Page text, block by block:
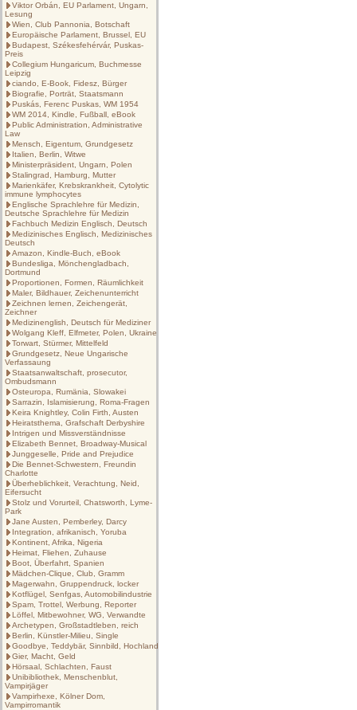
Viktor Orbán, EU Parlament, Ungarn,
Lesung
Wien, Club Pannonia, Botschaft
Europäische Parlament, Brussel, EU
Budapest, Székesfehérvár, Puskas-
Preis
Collegium Hungaricum, Buchmesse
Leipzig
ciando, E-Book, Fidesz, Bürger
Biografie, Porträt, Staatsmann
Puskás, Ferenc Puskas, WM 1954
WM 2014, Kindle, Fußball, eBook
Public Administration, Administrative
Law
Mensch, Eigentum, Grundgesetz
Italien, Berlin, Witwe
Ministerpräsident, Ungarn, Polen
Stalingrad, Hamburg, Mutter
Marienkäfer, Krebskrankheit, Cytolytic
immune lymphocytes
Englische Sprachlehre für Medizin,
Deutsche Sprachlehre für Medizin
Fachbuch Medizin Englisch, Deutsch
Medizinisches Englisch, Medizinisches
Deutsch
Amazon, Kindle-Buch, eBook
Bundesliga, Mönchengladbach,
Dortmund
Proportionen, Formen, Räumlichkeit
Maler, Bildhauer, Zeichenunterricht
Zeichnen lernen, Zeichengerät,
Zeichner
Medizinenglish, Deutsch für Mediziner
Wolgang Kleff, Elfmeter, Polen, Ukraine
Torwart, Stürmer, Mittelfeld
Grundgesetz, Neue Ungarische
Verfassaung
Staatsanwaltschaft, prosecutor,
Ombudsmann
Osteuropa, Rumänia, Slowakei
Sarrazin, Islamisierung, Roma-Fragen
Keira Knightley, Colin Firth, Austen
Heiratsthema, Grafschaft Derbyshire
Intrigen und Missverständnisse
Elizabeth Bennet, Broadway-Musical
Junggeselle, Pride and Prejudice
Die Bennet-Schwestern, Freundin
Charlotte
Überheblichkeit, Verachtung, Neid,
Eifersucht
Stolz und Vorurteil, Chatsworth, Lyme-
Park
Jane Austen, Pemberley, Darcy
Integration, afrikanisch, Yoruba
Kontinent, Afrika, Nigeria
Heimat, Fliehen, Zuhause
Boot, Überfahrt, Spanien
Mädchen-Clique, Club, Gramm
Magerwahn, Gruppendruck, locker
Kotflügel, Senfgas, Automobilindustrie
Spam, Trottel, Werbung, Reporter
Löffel, Mitbewohner, WG, Verwandte
Archetypen, Großstadtleben, reich
Berlin, Künstler-Milieu, Single
Goodbye, Teddybär, Sinnbild, Hochland
Gier, Macht, Geld
Hörsaal, Schlachten, Faust
Unibibliothek, Menschenblut,
Vampirjäger
Vampirhexe, Kölner Dom,
Vampirromantik